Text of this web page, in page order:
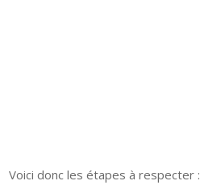
Voici donc les étapes à respecter :